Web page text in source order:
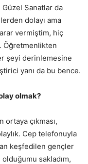
Güzel Sanatlar da
dolayı ama
vermiştim, hiç
Öğretmenlikten
şeyi derinlemesine
yanı da bu bence.
olmak?
çıkması,
Cep telefonuyla
keşfedilen gençler
sakladım,